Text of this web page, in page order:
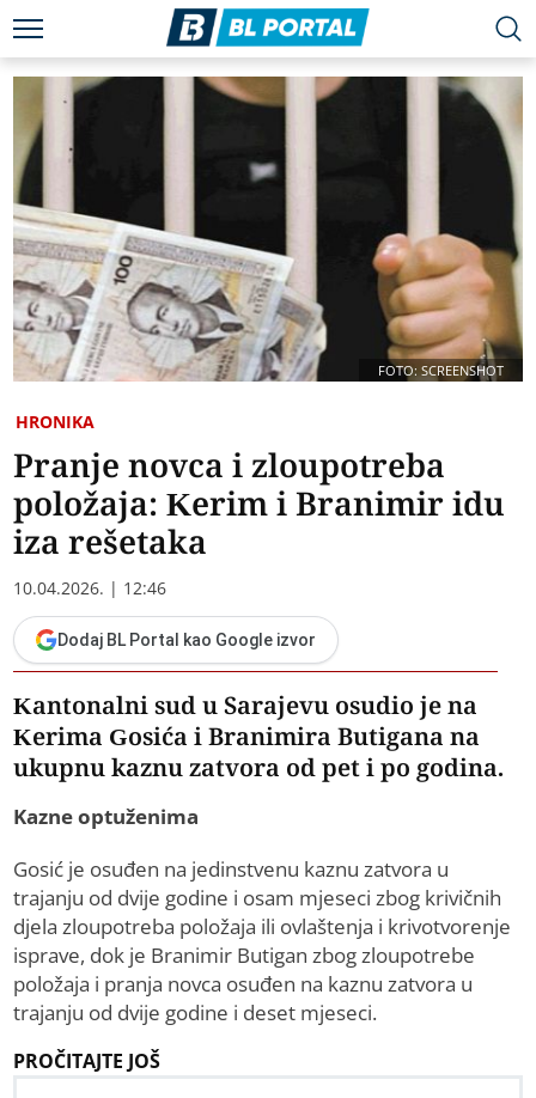
FOTO: SCREENSHOT
HRONIKA
Pranje novca i zloupotreba
položaja: Kerim i Branimir idu
iza rešetaka
10.04.2026. | 12:46
Dodaj BL Portal kao Google izvor
Kantonalni sud u Sarajevu osudio je na
Kerima Gosića i Branimira Butigana na
ukupnu kaznu zatvora od pet i po godina.
Kazne optuženima
Gosić je osuđen na jedinstvenu kaznu zatvora u
trajanju od dvije godine i osam mjeseci zbog krivičnih
djela zloupotreba položaja ili ovlaštenja i krivotvorenje
isprave, dok je Branimir Butigan zbog zloupotrebe
položaja i pranja novca osuđen na kaznu zatvora u
trajanju od dvije godine i deset mjeseci.
PROČITAJTE JOŠ